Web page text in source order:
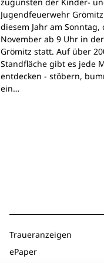
Jugendfeuerwehr
diesem Jahr am Sonntag,
November ab 9 Uhr in
Grömitz statt. Auf über
Standfläche gibt es jede
entdecken - stöbern,
ein…
Traueranzeigen
ePaper